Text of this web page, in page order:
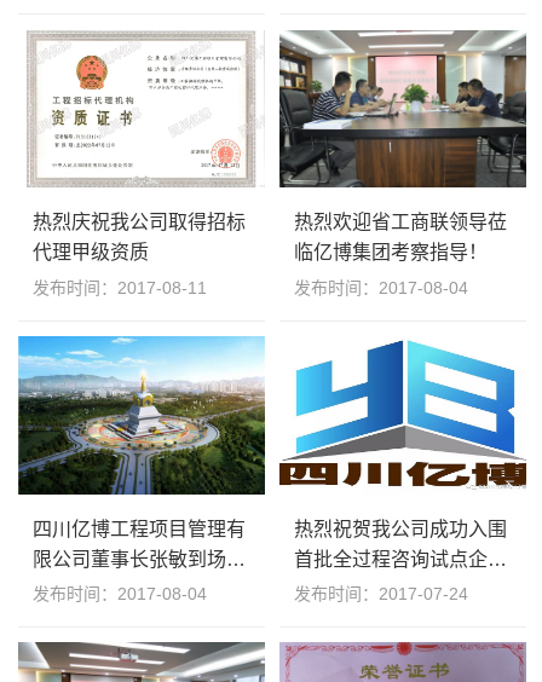
热烈庆祝我公司取得招标
代理甲级资质
发布时间：2017-08-11
热烈欢迎省工商联领导莅
临亿博集团考察指导！
发布时间：2017-08-04
四川亿博工程项目管理有
限公司董事长张敏到场视
察香格里拉项目
发布时间：2017-08-04
热烈祝贺我公司成功入围
首批全过程咨询试点企
业！
发布时间：2017-07-24